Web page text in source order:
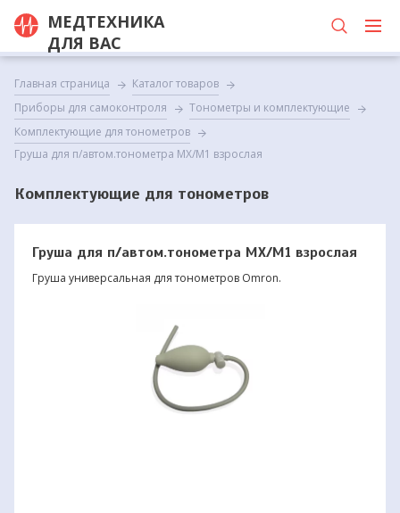
МЕДТЕХНИКА
ДЛЯ ВАС
Главная страница
Каталог товаров
Приборы для самоконтроля
Тонометры и комплектующие
Комплектующие для тонометров
Груша для п/автом.тонометра MX/M1 взрослая
Комплектующие для тонометров
Груша для п/автом.тонометра MX/M1 взрослая
Груша универсальная для тонометров Omron.